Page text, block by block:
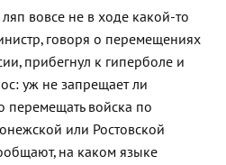
вовсе не в ходе какой-то
говоря о перемещениях
прибегнул к гиперболе и
уж не запрещает ли
перемещать войска по
или Ростовской
на каком языке